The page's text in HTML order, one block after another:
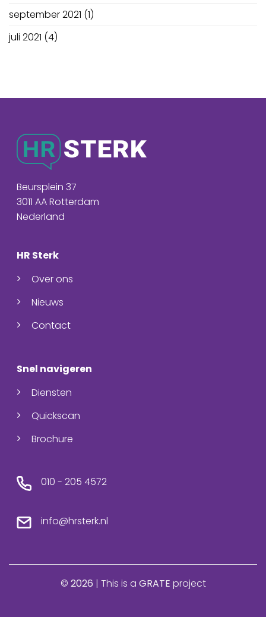
september 2021 (1)
juli 2021 (4)
Beursplein 37
3011 AA Rotterdam
Nederland
HR Sterk
Over ons
Nieuws
Contact
Snel navigeren
Diensten
Quickscan
Brochure
010 - 205 4572
info@hrsterk.nl
© 2026 | This is a GRATE project